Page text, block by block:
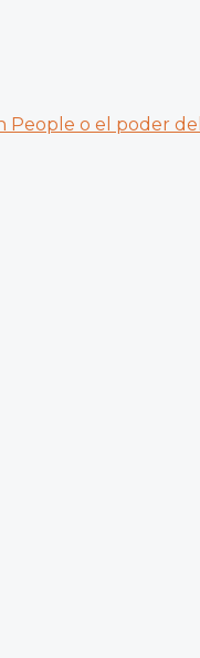
People o el poder